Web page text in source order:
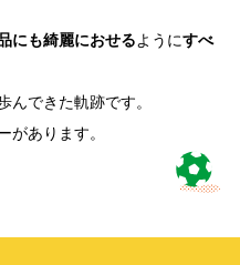
にも綺麗におせるようにすべ
んできた軌跡です。
があります。